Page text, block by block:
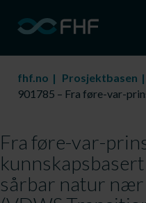
fhf.no
Prosjektbasen
Fra føre-var-
sårbar natur nær